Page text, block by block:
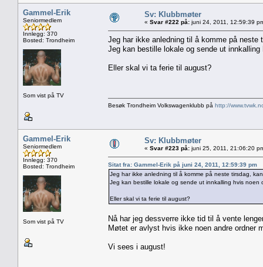
Gammel-Erik
Seniormedlem
Innlegg: 370
Bosted: Trondheim
Som vist på TV
Sv: Klubbmøter
« Svar #222 på: juni 24, 2011, 12:59:39
Jeg har ikke anledning til å komme på neste
Jeg kan bestille lokale og sende ut
Eller skal vi ta ferie til august?
Besøk Trondheim Volkswagenklubb på http://
Gammel-Erik
Seniormedlem
Innlegg: 370
Bosted: Trondheim
Som vist på TV
Sv: Klubbmøter
« Svar #223 på: juni 25, 2011, 21:06:20
Sitat fra: Gammel-Erik på juni 24, 2011, 12:59:39 pm
Jeg har ikke anledning til å komme på neste tirsdag,
Jeg kan bestille lokale og sende ut innkalling hvis noen
Eller skal vi ta ferie til august?
Nå har jeg dessverre ikke tid til å vente
Møtet er avlyst hvis ikke noen andre ordner
Vi sees i august!